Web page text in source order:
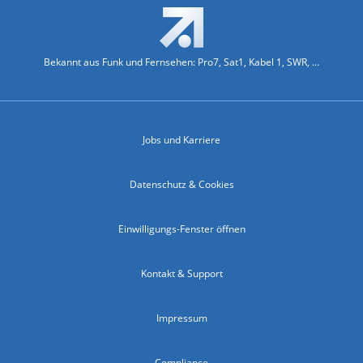
Bekannt aus Funk und Fernsehen: Pro7, Sat1, Kabel 1, SWR, ...
Jobs und Karriere
Datenschutz & Cookies
Einwilligungs-Fenster öffnen
Kontakt & Support
Impressum